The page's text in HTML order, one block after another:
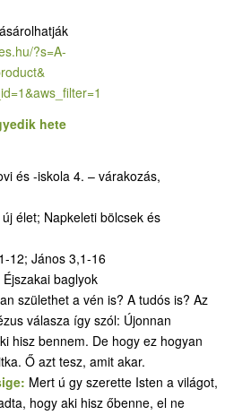
?s=A-
filter=1
hete
és -iskola 4. – várakozás,
élet; Napkeleti bölcsek és
12; János 3,1-16
Éjszakai baglyok
születhet a vén is? A tudós is? Az
válasza így szól: Újonnan
hisz bennem. De hogy ez hogyan
Ő azt tesz, amit akar.
Mert ú gy szerette Isten a világot,
hogy aki hisz őbenne, el ne